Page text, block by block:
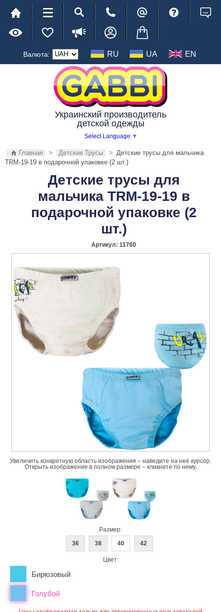
Валюта: RU UA EN
Украинский производитель
детской одежды
Select Language ▼
Главная > Детские Трусы > Детские трусы для мальчика
TRM-19-19 в подарочной упаковке (2 шт.)
Детские трусы для
мальчика TRM-19-19 в
подарочной упаковке (2
шт.)
Артикул: 11760
Увеличить конкретную область изображения – наведите на неё курсор.
Открыть изображение в полном размере – кликните по нему.
Размер:
36
38 40 42
Цвет:
Бирюзовый
Голубой